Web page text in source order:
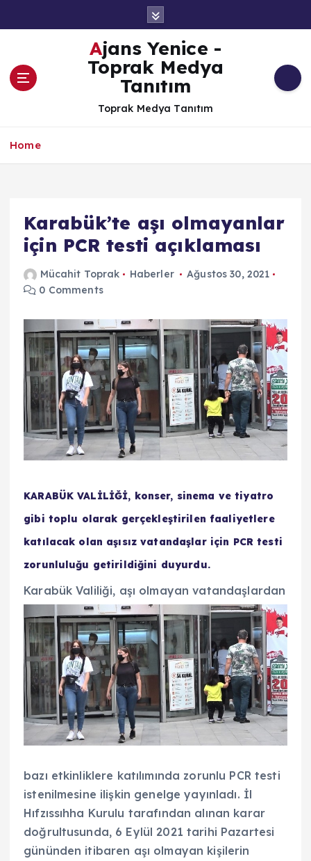
a
Ajans Yenice -
Toprak Medya
Tanıtım
Toprak Medya Tanıtım
Home
Karabük’te aşı olmayanlar
için PCR testi açıklaması
Mücahit Toprak Haberler
Ağustos 30, 2021
0 Comments
KARABÜK VALİLİĞİ, konser, sinema ve tiyatro
gibi toplu olarak gerçekleştirilen faaliyetlere
katılacak olan aşısız vatandaşlar için PCR testi
zorunluluğu getirildiğini duyurdu.
Karabük Valiliği, aşı olmayan vatandaşlardan
bazı etkinliklere katılımında zorunlu PCR testi
istenilmesine ilişkin genelge yayınladı. İl
Hıfzıssıhha Kurulu tarafından alınan karar
doğrultusunda, 6 Eylül 2021 tarihi Pazartesi
gününden itibaren aşı olmayan kişilerin